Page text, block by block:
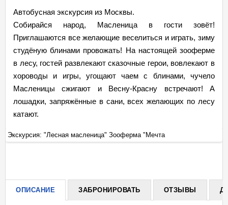
Автобусная экскурсия из Москвы.
Собирайся народ, Масленица в гости зовёт!
Приглашаются все желающие веселиться и играть, зиму
студёную блинами провожать! На настоящей зооферме
в лесу, гостей развлекают сказочные герои, вовлекают в
хороводы и игры, угощают чаем с блинами, чучело
Масленицы сжигают и Весну-Красну встречают! А
лошадки, запряжённые в сани, всех желающих по лесу
катают.
Экскурсия: "Лесная масленица" Зооферма "Мечта
ОПИСАНИЕ ЗАБРОНИРОВАТЬ ОТЗЫВЫ